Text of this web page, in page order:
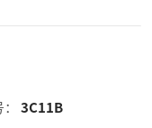
3C11B